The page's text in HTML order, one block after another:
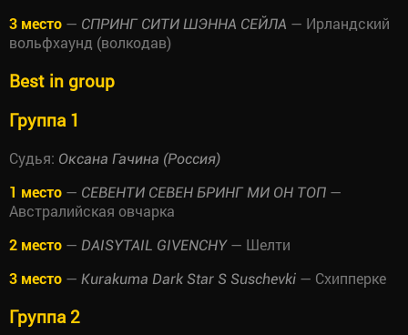
3 место — СПРИНГ СИТИ ШЭННА СЕЙЛА — Ирландский
вольфхаунд (волкодав)
Best in group
Группа 1
Судья: Оксана Гачина (Россия)
1 место — СЕВЕНТИ СЕВЕН БРИНГ МИ ОН ТОП —
Австралийская овчарка
2 место — DAISYTAIL GIVENCHY— Шелти
3 место — Kurakuma Dark Star S Suschevki — Схипперке
Группа 2